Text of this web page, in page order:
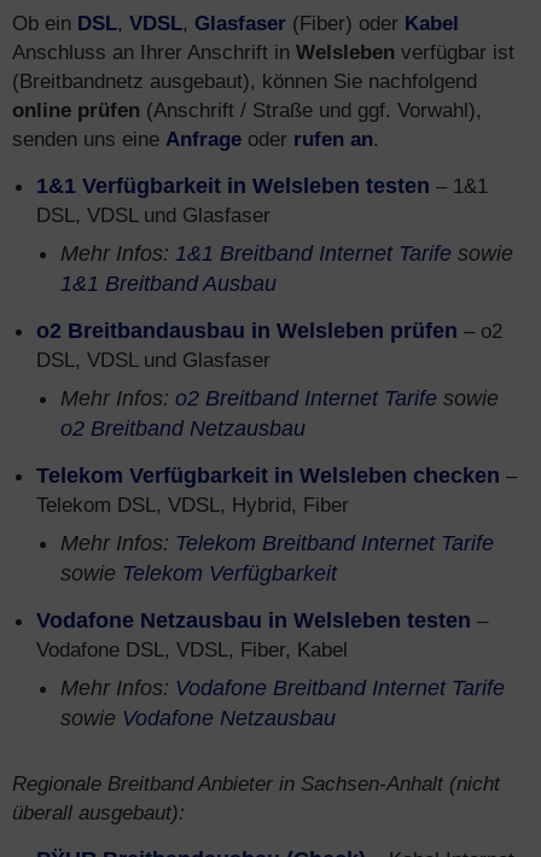
Ob ein DSL, VDSL, Glasfaser (Fiber) oder Kabel
Anschluss an Ihrer Anschrift in Welsleben verfügbar ist
(Breitbandnetz ausgebaut), können Sie nachfolgend
online prüfen (Anschrift / Straße und ggf. Vorwahl),
senden uns eine Anfrage oder rufen an.
1&1 Verfügbarkeit in Welsleben testen – 1&1
DSL, VDSL und Glasfaser
Mehr Infos: 1&1 Breitband Internet Tarife sowie
1&1 Breitband Ausbau
o2 Breitbandausbau in Welsleben prüfen – o2
DSL, VDSL und Glasfaser
Mehr Infos: o2 Breitband Internet Tarife sowie
o2 Breitband Netzausbau
Telekom Verfügbarkeit in Welsleben checken –
Telekom DSL, VDSL, Hybrid, Fiber
Mehr Infos: Telekom Breitband Internet Tarife
sowie Telekom Verfügbarkeit
Vodafone Netzausbau in Welsleben testen –
Vodafone DSL, VDSL, Fiber, Kabel
Mehr Infos: Vodafone Breitband Internet Tarife
sowie Vodafone Netzausbau
Regionale Breitband Anbieter in Sachsen-Anhalt (nicht
überall ausgebaut):